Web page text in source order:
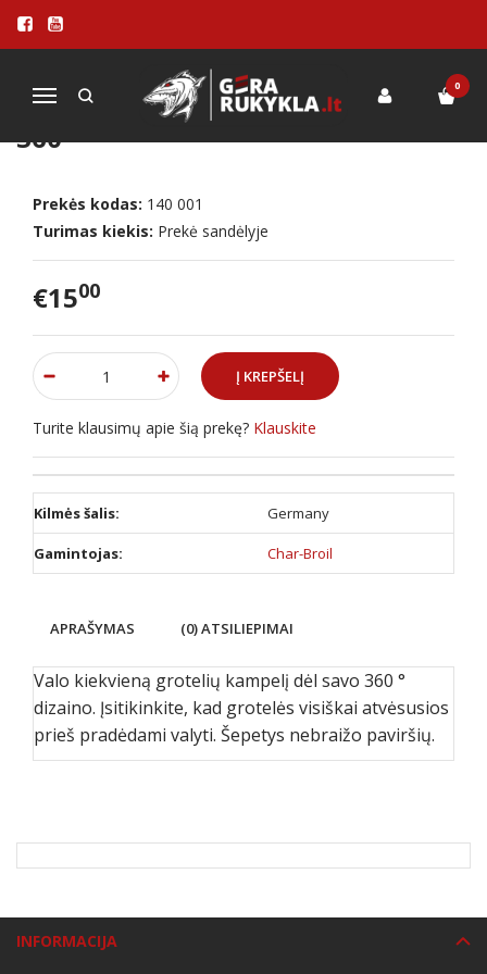
Navigacija
0
Pagrindinis
Nailoninis šepetys Char-Broil 360
NAILONINIS ŠEPETYS CHAR-BROIL
360
Prekės kodas: 140 001
Turimas kiekis: Prekė sandėlyje
€1500
Turite klausimų apie šią prekę? Klauskite
Kilmės šalis: Germany
Gamintojas: Char-Broil
APRAŠYMAS (0) ATSILIEPIMAI
Valo kiekvieną grotelių kampelį dėl savo 360 °
dizaino. Įsitikinkite, kad grotelės visiškai atvėsusios
prieš pradėdami valyti. Šepetys nebraižo paviršių.
INFORMACIJA